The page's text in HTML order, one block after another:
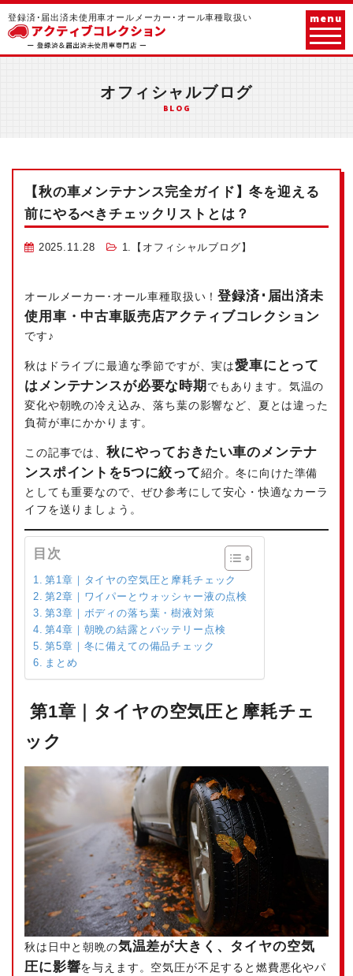
登録済･届出済未使用車オールメーカー･オール車種取扱い menu
オフィシャルブログ
BLOG
【秋の車メンテナンス完全ガイド】冬を迎える
前にやるべきチェックリストとは？
2025.11.28 1.【オフィシャルブログ】
オールメーカー･オール車種取扱い！登録済･届出済未
使用車・中古車販売店アクティブコレクション
です♪
秋はドライブに最適な季節ですが、実は愛車にとって
はメンテナンスが必要な時期 でもあります。気温の
変化や朝晩の冷え込み、落ち葉の影響など、夏とは違った
負荷が車にかかります。
この記事では、 秋にやっておきたい車のメンテナ
ンスポイントを5つに絞って紹介。冬に向けた準備
としても重要なので、ぜひ参考にして安心・快適なカーラ
イフを送りましょう。
目次
第1章｜タイヤの空気圧と摩耗チェック
第2章｜ワイパーとウォッシャー液の点検
第3章｜ボディの落ち葉・樹液対策
第4章｜朝晩の結露とバッテリー点検
第5章｜冬に備えての備品チェック
まとめ
第1章｜タイヤの空気圧と摩耗チェ
ック
秋は日中と朝晩の気温差が大きく、タイヤの空気
圧に影響を与えます。空気圧が不足すると燃費悪化やパ